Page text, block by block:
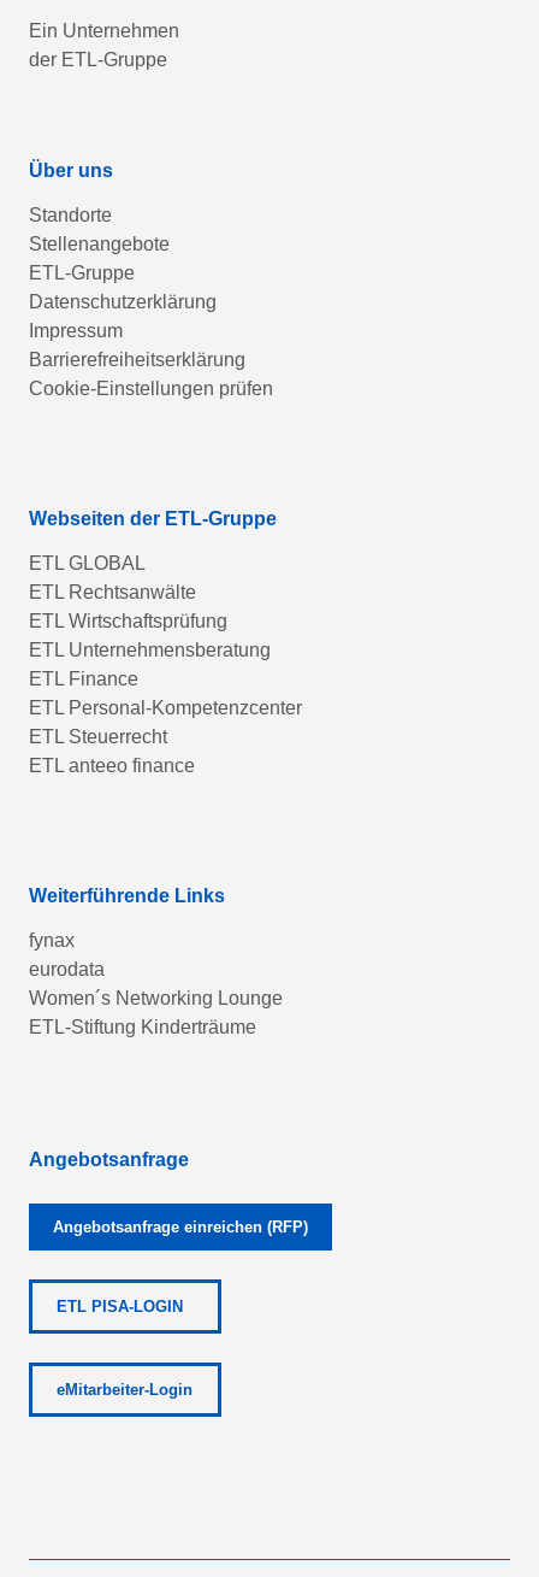
Ein Unternehmen
der ETL-Gruppe
Über uns
Standorte
Stellenangebote
ETL-Gruppe
Datenschutzerklärung
Impressum
Barrierefreiheitserklärung
Cookie-Einstellungen prüfen
Webseiten der ETL-Gruppe
ETL GLOBAL
ETL Rechtsanwälte
ETL Wirtschaftsprüfung
ETL Unternehmensberatung
ETL Finance
ETL Personal-Kompetenzcenter
ETL Steuerrecht
ETL anteeo finance
Weiterführende Links
fynax
eurodata
Women´s Networking Lounge
ETL-Stiftung Kinderträume
Angebotsanfrage
Angebotsanfrage einreichen (RFP)
ETL PISA-LOGIN
eMitarbeiter-Login